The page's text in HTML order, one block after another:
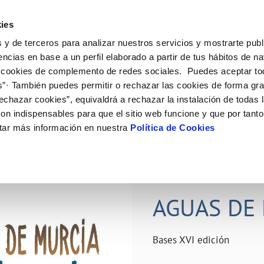
y de terceros para analizar nuestros servicios y mostrarte
en base a un perfil elaborado a partir de tus hábitos de
de complemento de redes sociales. Puedes aceptar
También puedes permitir o rechazar las cookies de forma
cookies”, equivaldrá a rechazar la instalación de todas
indispensables para que el sitio web funcione y que por
más información en nuestra Política de Cookies
de titular
de suministro
MODIFICACIÓN DE DATOS
Actualizar datos bancários
Actualizar datos de
VER TODAS LAS GESTIONES
Tu Servicio
AL CLIENTE
contacto
COMPROMISO DE SERVICIO
Carta de compromisos
Customer Counsel (Defensa del
Tu Agua
del agua
consumidor
CUIDADOS DEL AGUA
Consejos de ahorro
Depósitos comunitarios
comunitarios
Conócenos
DE GESTIÓN Y CERTIFICADOS
PERFIL DEL CONTRATANTE
Plataforma de contratación del
público
Licitaciones en curso
AGUAS
Bases XVI edición